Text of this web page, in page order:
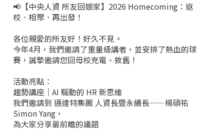
📢【中央人資 所友回娘家】2026 Homecoming：返
校．相聚．再出發！
各位親愛的所友好！好久不見。
今年4月，我們邀請了重量級講者，並安排了熱血的球
賽，誠摯邀請您回母校充電、敘舊！
活動亮點：
趨勢講座｜AI 驅動的 HR 新思維
我們邀請到 邁達特集團 人資長暨永續長——楊碩祐
Simon Yang，
為大家分享最前瞻的議題